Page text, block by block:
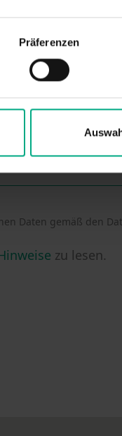
Präferenzen
Daten gemäß den
zu lesen.